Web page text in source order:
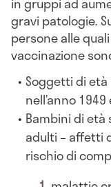
gravi patologie.
persone alle
vaccinazione
Soggetti di
nell’anno
Bambini di età
adulti – affetti
rischio di